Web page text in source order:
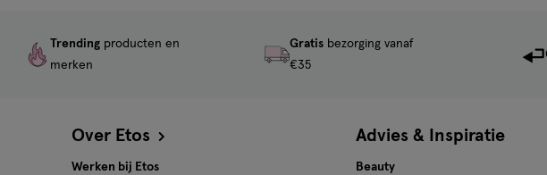
Trending producten en
merken
Gratisbezorging vanaf
€35
Over Etos
Werken bij Etos
Advies & Inspiratie
Beauty